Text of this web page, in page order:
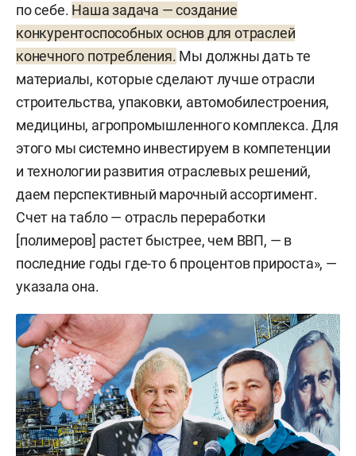
по себе. Наша задача — создание
конкурентоспособных основ для отраслей
конечного потребления. Мы должны дать те
материалы, которые сделают лучше отрасли
строительства, упаковки, автомобилестроения,
медицины, агропромышленного комплекса. Для
этого мы системно инвестируем в компетенции
и технологии развития отраслевых решений,
даем перспективный марочный ассортимент.
Счет на табло — отрасль переработки
[полимеров] растет быстрее, чем ВВП, — в
последние годы где-то 6 процентов прироста», —
указала она.